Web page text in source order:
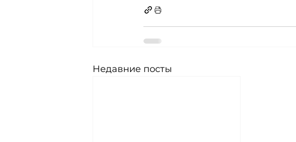
Недавние посты